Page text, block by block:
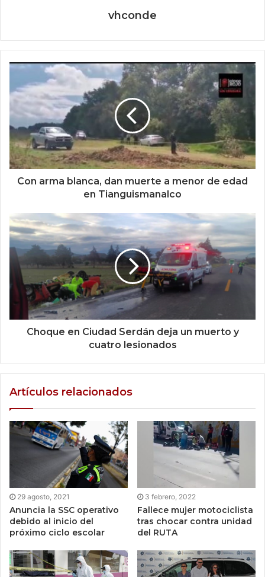
vhconde
Con arma blanca, dan muerte a menor de edad
en Tianguismanalco
Choque en Ciudad Serdán deja un muerto y
cuatro lesionados
Artículos relacionados
29 agosto, 2021
Anuncia la SSC operativo
debido al inicio del
próximo ciclo escolar
3 febrero, 2022
Fallece mujer motociclista
tras chocar contra unidad
del RUTA